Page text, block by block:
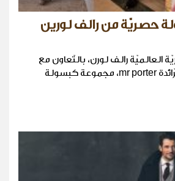
حصريّة من رالف لورين
العالميّة رالف لورن، بالتّعاون مع
الوجهة الالكترونية الرّائدة mr porter، مجموعة كبسولة